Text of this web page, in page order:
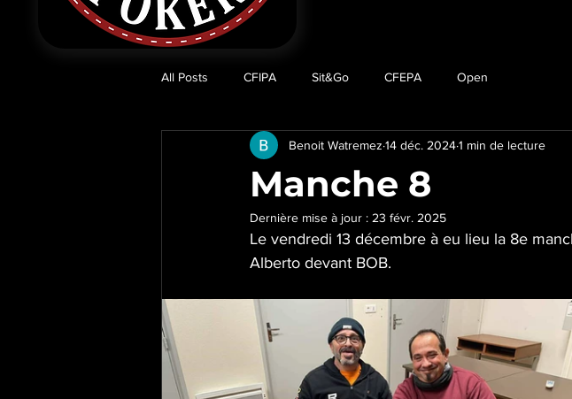
All Posts CFIPA Sit&Go CFEPA Open
Manche 8
Benoit Watremez 14 déc. 20241 min de lecture
Dernière mise à jour : 23 févr. 2025
Le vendredi 13 décembre à eu lieu la 8e
Alberto devant BOB.